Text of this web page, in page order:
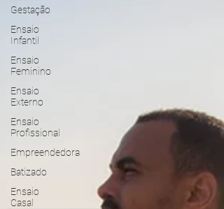
Gestação
Ensaio
Infantil
Ensaio
Feminino
Ensaio
Externo
Ensaio
Profissional
Empreendedora
Batizado
Ensaio
Casal